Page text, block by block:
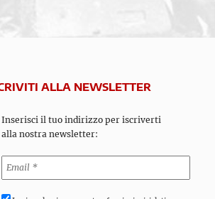
ALLA NEWSLETTER
Inserisci il tuo indirizzo per iscriverti
alla nostra newsletter: